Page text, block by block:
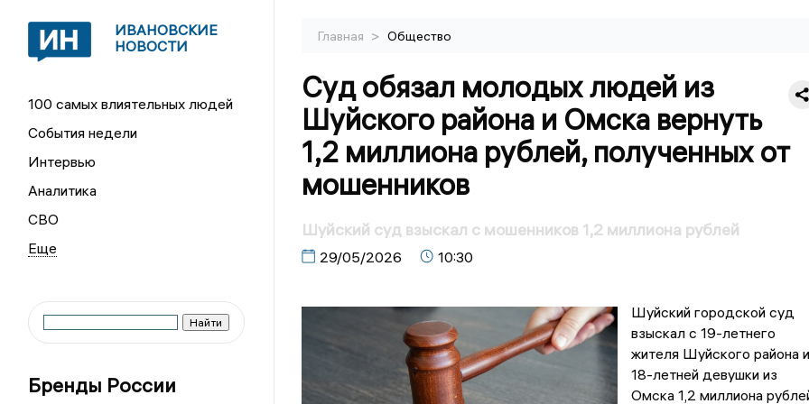
ИВАНОВСКИЕ
НОВОСТИ
100 самых влиятельных людей
События недели
Интервью
Аналитика
СВО
Бренды России
Главная > Общество
Суд обязал молодых людей из
Шуйского района и Омска вернуть
1,2 миллиона рублей, полученных от
мошенников
Шуйский суд взыскал с мошенников 1,2 миллиона рублей
29/05/2026 10:30
Шуйский городской суд
взыскал с 19-летнего
жителя Шуйского района и
18-летней девушки из
Омска 1,2 миллиона